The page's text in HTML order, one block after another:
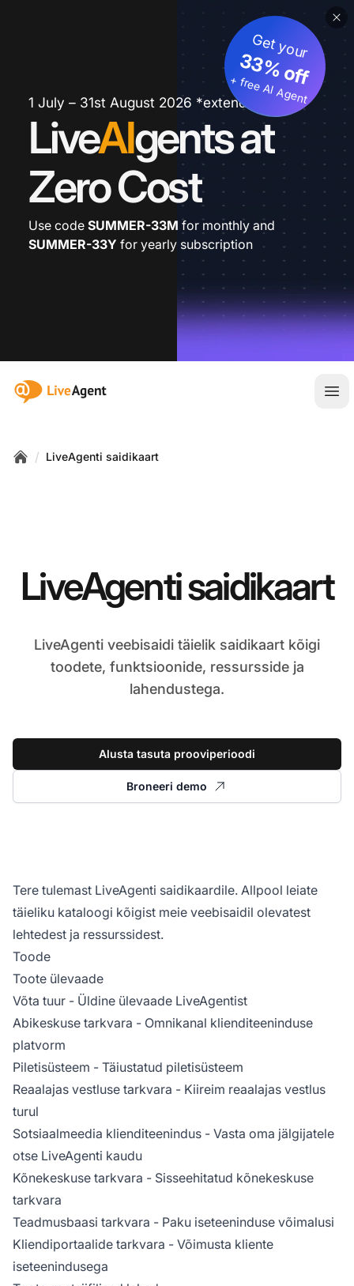
1 July – 31st August 2026 *extended
LiveAIgents at
Zero Cost
Get your
33% off
+ free AI Agent
Use code SUMMER-33M for monthly and
SUMMER-33Y for yearly subscription
:site.title
/ LiveAgenti saidikaart
LiveAgenti saidikaart
LiveAgenti veebisaidi täielik saidikaart kõigi
toodete, funktsioonide, ressursside ja
lahendustega.
Alusta tasuta prooviperioodi
Broneeri demo
Tere tulemast LiveAgenti saidikaardile. Allpool leiate
täieliku kataloogi kõigist meie veebisaidil olevatest
lehtedest ja ressurssidest.
Toode
Toote ülevaade
Võta tuur - Üldine ülevaade LiveAgentist
Abikeskuse tarkvara - Omnikanal klienditeeninduse
platvorm
Piletisüsteem - Täiustatud piletisüsteem
Reaalajas vestluse tarkvara - Kiireim reaalajas vestlus
turul
Sotsiaalmeedia klienditeenindus - Vasta oma jälgijatele
otse LiveAgenti kaudu
Kõnekeskuse tarkvara - Sisseehitatud kõnekeskuse
tarkvara
Teadmusbaasi tarkvara - Paku iseteeninduse võimalusi
Kliendiportaalide tarkvara - Võimusta kliente
iseteenindusega